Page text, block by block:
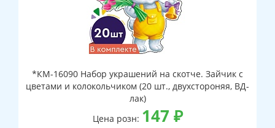
*КМ-16090 Набор украшений на скотче. Зайчик с
цветами и колокольчиком (20 шт., двухстороняя, ВД-
лак)
Цена розн: 147 ₽